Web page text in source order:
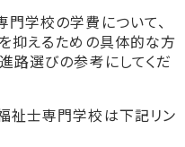
学校の学費について、
抑えるための具体的な方
路選びの参考にしてくだ
祉士専門学校は下記リン